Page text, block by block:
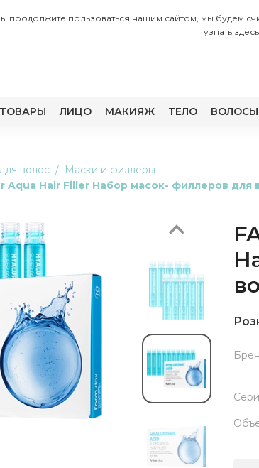
продолжите пользоваться нашим сайтом, мы
узнать здесь
ЛИЦО МАКИЯЖ ТЕЛО ВОЛОСЫ
волос
Маски и филлеры
Aqua Hair Filler Набор масок- филлеров для